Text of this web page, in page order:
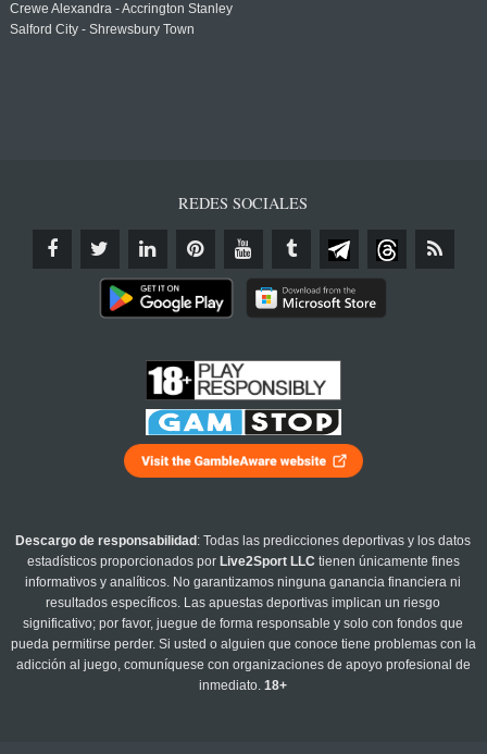
Crewe Alexandra - Accrington Stanley
Salford City - Shrewsbury Town
REDES SOCIALES
Descargo de responsabilidad : Todas las predicciones deportivas y los datos
estadísticos proporcionados por Live2Sport LLC tienen únicamente fines
informativos y analíticos. No garantizamos ninguna ganancia financiera ni
resultados específicos. Las apuestas deportivas implican un riesgo
significativo; por favor, juegue de forma responsable y solo con fondos que
pueda permitirse perder. Si usted o alguien que conoce tiene problemas con la
adicción al juego, comuníquese con organizaciones de apoyo profesional de
inmediato.18+